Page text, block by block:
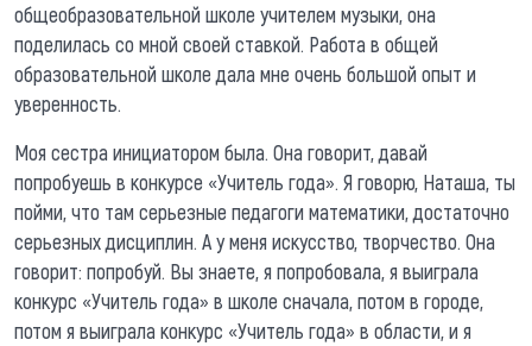
общеобразовательной школе учителем музыки, она
поделилась со мной своей ставкой. Работа в общей
образовательной школе дала мне очень большой опыт и
уверенность.
Моя сестра инициатором была. Она говорит, давай
попробуешь в конкурсе «Учитель года». Я говорю, Наташа, ты
пойми, что там серьезные педагоги математики, достаточно
серьезных дисциплин. А у меня искусство, творчество. Она
говорит: попробуй. Вы знаете, я попробовала, я выиграла
конкурс «Учитель года» в школе сначала, потом в городе,
потом я выиграла конкурс «Учитель года» в области, и я